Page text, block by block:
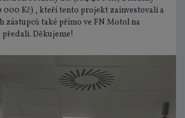
000 Kč) , kteří tento projekt zainvestovali a
zástupců také přímo ve FN Motol na
Děkujeme!